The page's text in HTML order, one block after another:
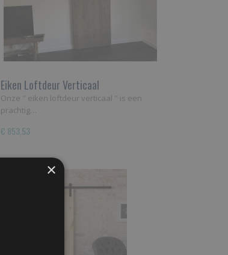
Eiken Loftdeur Verticaal
Onze '' eiken loftdeur verticaal '' is een
prachtig…
€ 853,53
×